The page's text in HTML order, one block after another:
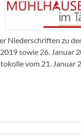
Niederschriften zu
sowie 26. Januar
vom 21. Januar